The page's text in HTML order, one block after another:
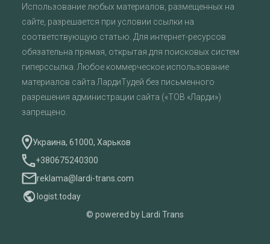
Использование любых материалов, размещенных на
сайте, разрешается при условии ссылки на
соответствующую статью. Для интернет-ресурсов
обязательна прямая, открытая для поисковых систем
гиперссылка. Любое коммерческое использование
материалов сайта ЛардиТудей без письменного
разрешения администрации сайта («ТОВ «Ларди»)
запрещено.
Украина, 61000, Харьков
+380675240300
reklama@lardi-trans.com
logist.today
© powered by Lardi Trans